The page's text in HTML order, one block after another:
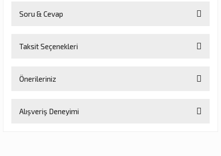
Soru & Cevap
Taksit Seçenekleri
Önerileriniz
konularda yetersiz gördüğünüz noktaları öneri formunu kullanarak
Alışveriş Deneyimi